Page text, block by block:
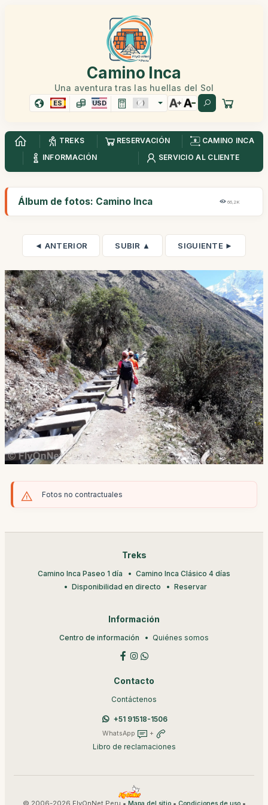
Camino Inca
Una aventura tras las huellas del Sol
ES USD
TREKS RESERVACIÓN
CAMINO INCA
INFORMACIÓN
SERVICIO AL CLIENTE
Álbum de fotos: Camino Inca 66,2K
◄ ANTERIOR SUBIR ▲ SIGUIENTE ►
Fotos no contractuales
Treks
Camino Inca Paseo 1 día
Camino Inca Clásico 4 días
Disponibilidad en directo
Reservar
Información
Centro de información Quiénes somos
Contacto
Contáctenos
+51 91518-1506
WhatsApp +
Libro de reclamaciones
© 2006-2026 FlyOnNet Peru • • •